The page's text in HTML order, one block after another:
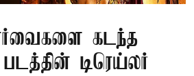
கடந்த
டிரெய்லர்